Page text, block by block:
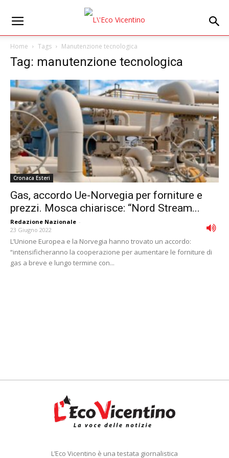
Home Tags Manutenzione tecnologica
Tag: manutenzione tecnologica
Cronaca Esteri
Gas, accordo Ue-Norvegia per forniture e
prezzi. Mosca chiarisce: “Nord Stream...
Redazione Nazionale -
23 Giugno 2022
L’Unione Europea e la Norvegia hanno trovato un accordo:
“intensificheranno la cooperazione per aumentare le forniture di
gas a breve e lungo termine con...
L’Eco Vicentino è una testata giornalistica